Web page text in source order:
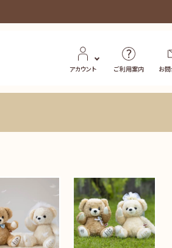
アカウント ご利用案内 お